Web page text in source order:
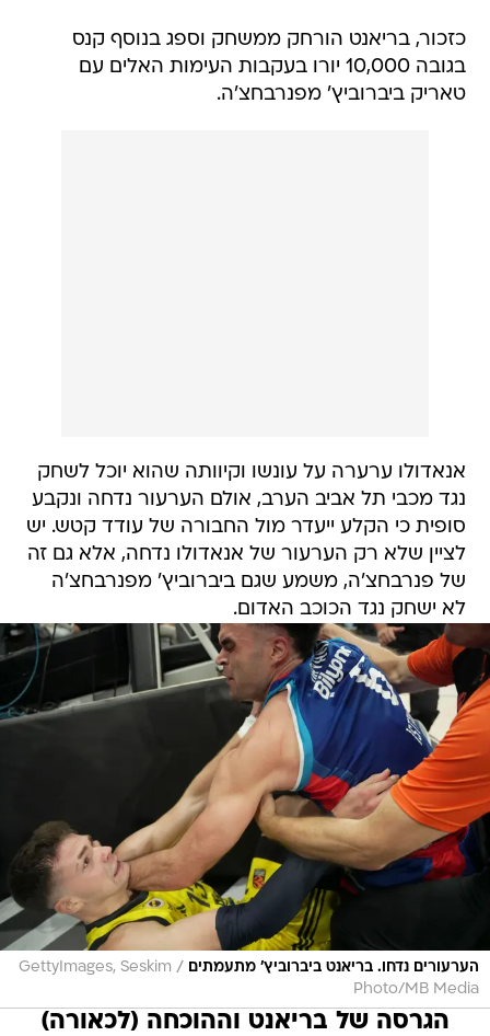
כזכור, בריאנט הורחק ממשחק וספג בנוסף קנס
בגובה 10,000 יורו בעקבות העימות האלים עם
טאריק ביברוביץ' מפנרבחצ'ה.
אנאדולו ערערה על עונשו וקיוותה שהוא יוכל לשחק
נגד מכבי תל אביב הערב, אולם הערעור נדחה ונקבע
סופית כי הקלע ייעדר מול החבורה של עודד קטש. יש
לציין שלא רק הערעור של אנאדולו נדחה, אלא גם זה
של פנרבחצ'ה, משמע שגם ביברוביץ' מפנרבחצ'ה
לא ישחק נגד הכוכב האדום.
הערעורים נדחו. בריאנט ביברוביץ' מתעמתים /
GettyImages, Seskim
Photo/MB Media
הגרסה של בריאנט וההוכחה (לכאורה)